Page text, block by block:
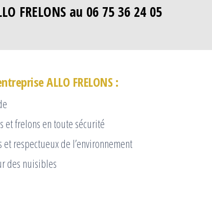
FRELONS au 06 75 36 24 05
ALLO FRELONS :
et frelons en toute sécurité
respectueux de l’environnement
des nuisibles